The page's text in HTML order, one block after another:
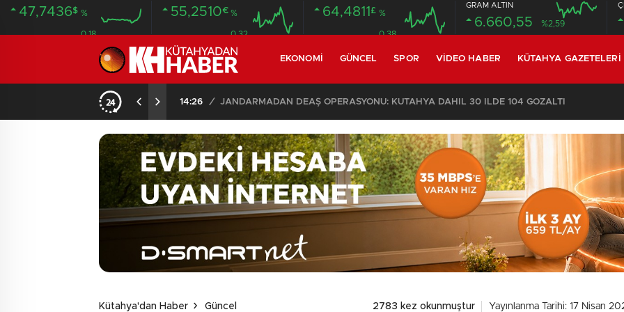
47,7436$ %
0.18
55,2510€ %
0.32
64,4811 £ %
0.38
GRAM ALTIN
6.660,55 %2,59
EKONOMI GÜNCEL SPOR VIDEO HABER KÜTAHYA GAZETELERI
02:03 / KOMŞULARI ÖLDÜĞÜNÜ SANDI, YAŞLI KADINI ÇÖP YIĞINININ ARASINDA BULUNDU
Kütahya'dan Haber Güncel 2783 kez okunmuştur Yayınlanma Tarihi: 17 Nisan